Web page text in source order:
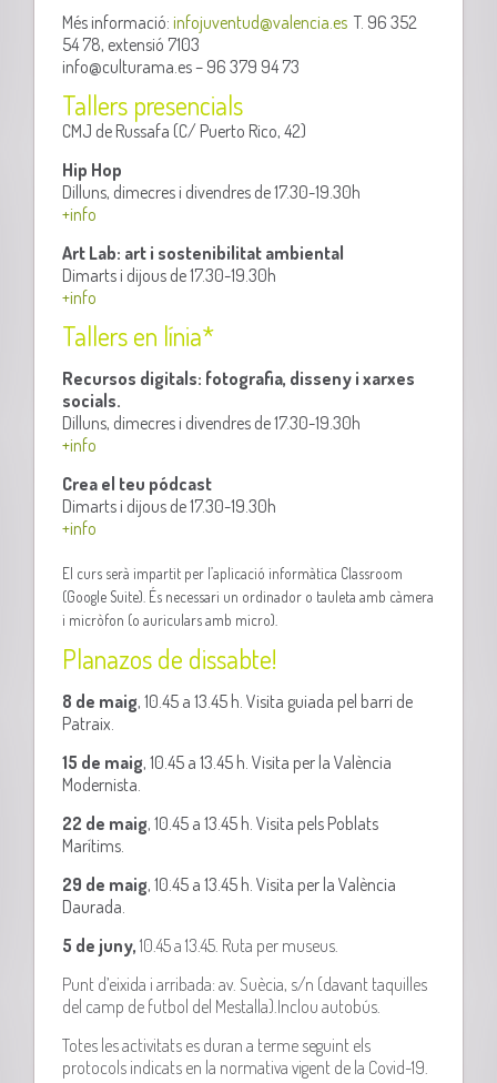
Més informació:infojuventud@valencia.es T. 96 352
54 78, extensió 7103
info@culturama.es – 96 379 94 73
Tallers presencials
CMJ de Russafa (C/ Puerto Rico, 42)
Hip Hop
Dilluns, dimecres i divendres de 17.30-19.30h
+info
Art Lab: art i sostenibilitat ambiental
Dimarts i dijous de 17.30-19.30h
+info
Tallers en línia*
Recursos digitals: fotografia, disseny i xarxes
socials.
Dilluns, dimecres i divendres de 17.30-19.30h
+info
Crea el teu pódcast
Dimarts i dijous de 17.30-19.30h
+info
El curs serà impartit per l’aplicació informàtica Classroom
(Google Suite). És necessari un ordinador o tauleta amb càmera
i micròfon (o auriculars amb micro).
Planazos de dissabte!
8 de maig, 10.45 a 13.45 h. Visita guiada pel barri de
Patraix.
15 de maig, 10.45 a 13.45 h. Visita per la València
Modernista.
22 de maig, 10.45 a 13.45 h. Visita pels Poblats
Marítims.
29 de maig, 10.45 a 13.45 h. Visita per la València
Daurada.
5 de juny, 10.45 a 13.45. Ruta per museus.
Punt d’eixida i arribada: av. Suècia, s/n (davant taquilles
del camp de futbol del Mestalla).Inclou autobús.
Totes les activitats es duran a terme seguint els
protocols indicats en la normativa vigent de la Covid-19.